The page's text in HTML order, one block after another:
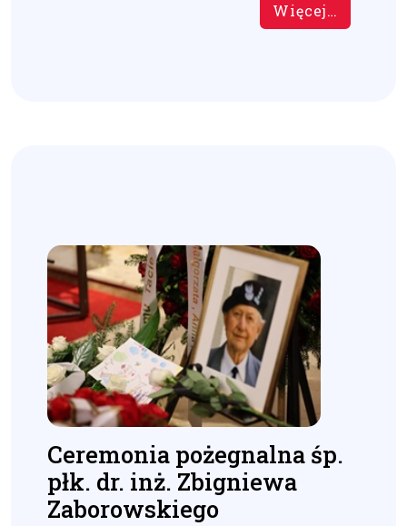
Więcej…
Ceremonia pożegnalna śp.
płk. dr. inż. Zbigniewa
Zaborowskiego